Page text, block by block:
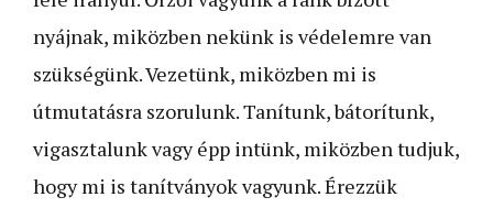
nyájnak, mi­köz­ben nekünk is véde­lem­re van
szükségünk. Ve­ze­tünk, miközben mi is
útmutatásra szorulunk. Taní­tunk, bátorítunk,
vi­gasztalunk vagy épp in­tünk, miközben tudjuk,
hogy­ mi is tanítványok vagyunk. Érezzük